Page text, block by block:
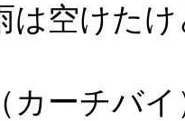
は空けた
カーチバ